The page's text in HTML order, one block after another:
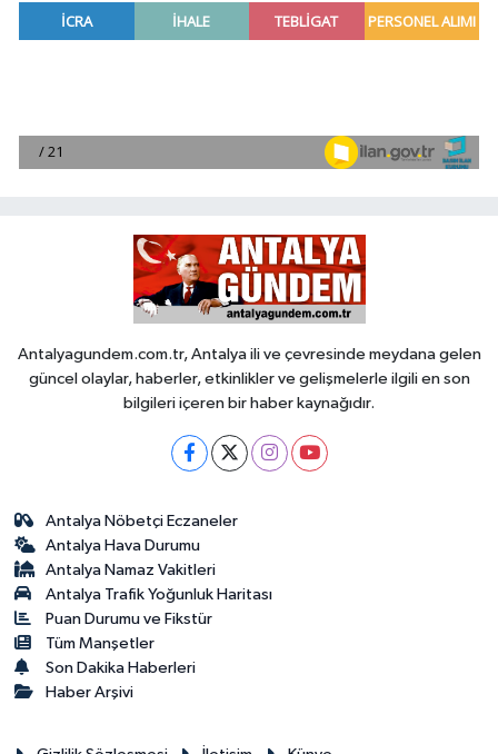
Antalyagundem.com.tr, Antalya ili ve çevresinde meydana gelen
güncel olaylar, haberler, etkinlikler ve gelişmelerle ilgili en son
bilgileri içeren bir haber kaynağıdır.
Antalya Nöbetçi Eczaneler
Antalya Hava Durumu
Antalya Namaz Vakitleri
Antalya Trafik Yoğunluk Haritası
Puan Durumu ve Fikstür
Tüm Manşetler
Son Dakika Haberleri
Haber Arşivi